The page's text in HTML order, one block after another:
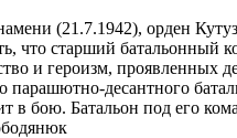
(21.7.1942), орден
что старший
и героизм,
парашютно-десантного
в бою. Батальон под его